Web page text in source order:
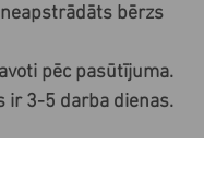
bērzs
pēc pasūtījuma.
ir 3-5 darba dienas.